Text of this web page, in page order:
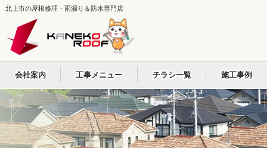
北上市の屋根修理・雨漏り＆防水専門店
会社案内 工事メニュー チラシ一覧 施工事例